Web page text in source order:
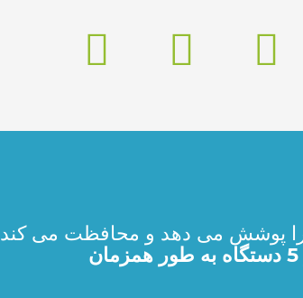
پوشش می دهد و محافظت می کند